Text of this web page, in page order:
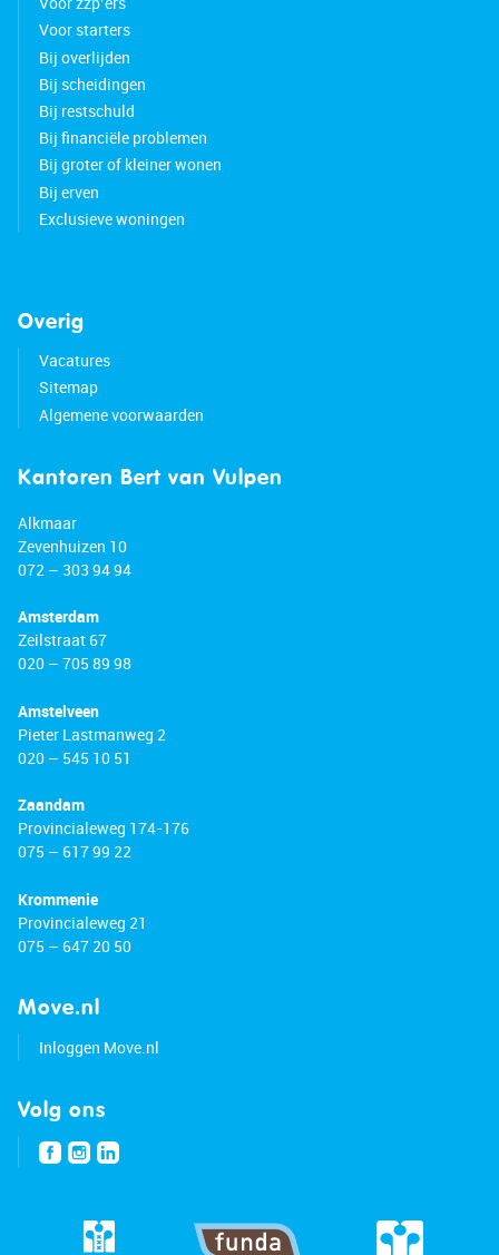
Voor starters
Bij overlijden
Bij scheidingen
Bij restschuld
Bij financiële problemen
Bij groter of kleiner wonen
Bij erven
Exclusieve woningen
Overig
Vacatures
Sitemap
Algemene voorwaarden
Kantoren Bert van Vulpen
Alkmaar
Zevenhuizen 10
072 – 303 94 94
Amsterdam
Zeilstraat 67
020 – 705 89 98
Amstelveen
Pieter Lastmanweg 2
020 – 545 10 51
Zaandam
Provincialeweg 174-176
075 – 617 99 22
Krommenie
Provincialeweg 21
075 – 647 20 50
Move.nl
Inloggen Move.nl
Volg ons